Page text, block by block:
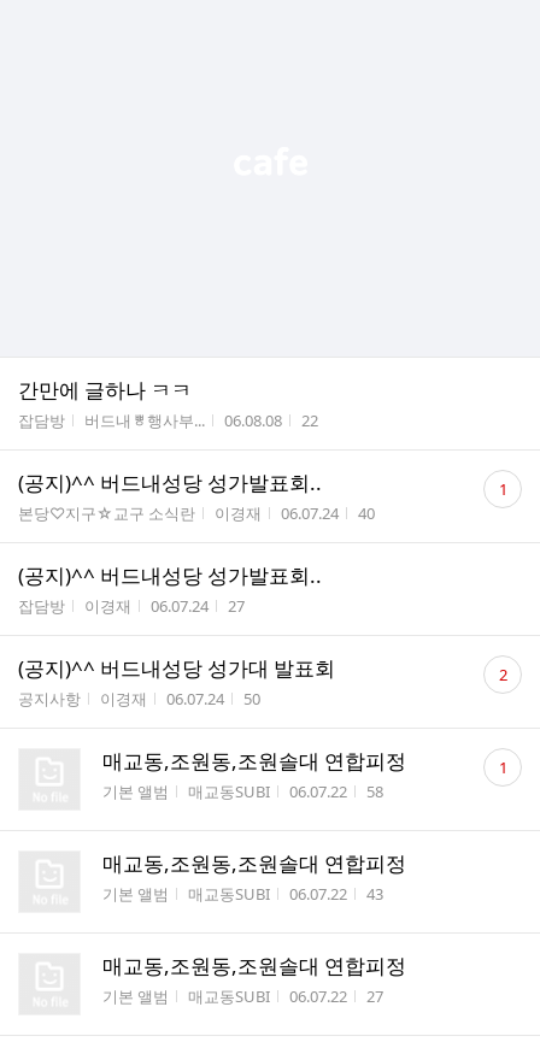
간만에 글하나 ㅋㅋ
게시판명
잡담방 작성자
버드내ㅹ행사부... 작성시간
06.08.08 조회수
22
(공지)^^ 버드내성당 성가발표회..
게시판명
본당♡지구☆교구 소식란 작성자
이경재 작성시간
06.07.24 조회수
40
댓
글 1
(공지)^^ 버드내성당 성가발표회..
게시판명
잡담방 작성자
이경재 작성시간
06.07.24 조회수
27
(공지)^^ 버드내성당 성가대 발표회
게시판명
공지사항 작성자
이경재 작성시간
06.07.24 조회수
50
댓
글 2
매교동,조원동,조원솔대 연합피정
게시판명
기본 앨범 작성자
매교동SUBI 작성시간
06.07.22 조회수
58
댓
글 1
매교동,조원동,조원솔대 연합피정
게시판명
기본 앨범 작성자
매교동SUBI 작성시간
06.07.22 조회수
43
매교동,조원동,조원솔대 연합피정
게시판명
기본 앨범 작성자
매교동SUBI 작성시간
06.07.22 조회수
27